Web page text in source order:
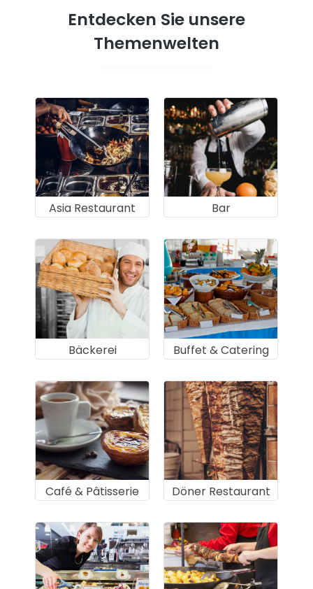
Entdecken Sie unsere
Themenwelten
Asia Restaurant Bar
Bäckerei Buffet & Catering
Café & Pâtisserie Döner Restaurant